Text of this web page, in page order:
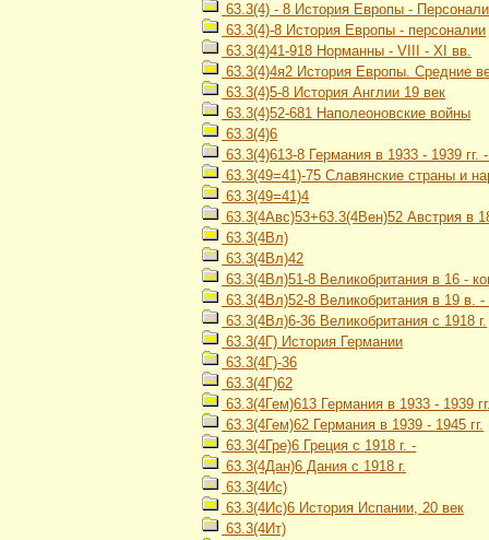
63.3(4) - 8 История Европы -
63.3(4)-8 История Европы - персоналии
63.3(4)41-918 Норманны - VIII - XI вв.
63.3(4)4я2 История Европы. Средние
63.3(4)5-8 История Англии 19 век
63.3(4)52-681 Наполеоновские войны
63.3(4)6
63.3(4)613-8 Германия в 1933 - 1939 гг.
63.3(49=41)-75 Славянские страны и
63.3(49=41)4
63.3(4Авс)53+63.3(4Вен)52 Австрия в
63.3(4Вл)
63.3(4Вл)42
63.3(4Вл)51-8 Великобритания в 16 -
63.3(4Вл)52-8 Великобритания в 19 в. -
63.3(4Вл)6-36 Великобритания с 1918 г.
63.3(4Г) История Германии
63.3(4Г)-36
63.3(4Г)62
63.3(4Гем)613 Германия в 1933 - 1939
63.3(4Гем)62 Германия в 1939 - 1945 гг.
63.3(4Гре)6 Греция с 1918 г. -
63.3(4Дан)6 Дания с 1918 г.
63.3(4Ис)
63.3(4Ис)6 История Испании, 20 век
63.3(4Ит)